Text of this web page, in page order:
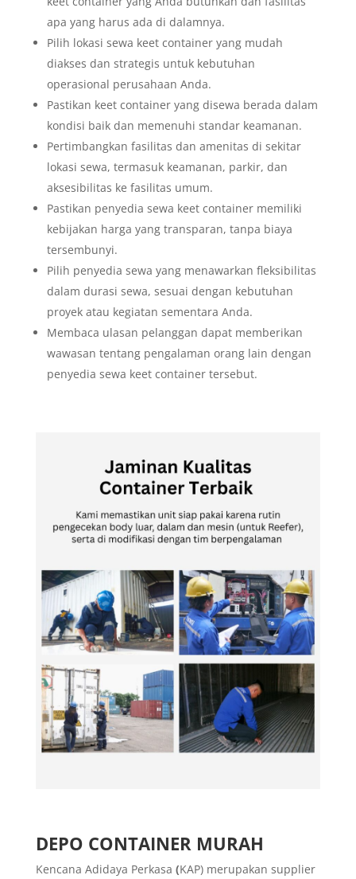
apa yang harus ada di dalamnya.
Pilih lokasi sewa keet container yang mudah
diakses dan strategis untuk kebutuhan
operasional perusahaan Anda.
Pastikan keet container yang disewa berada dalam
kondisi baik dan memenuhi standar keamanan.
Pertimbangkan fasilitas dan amenitas di sekitar
lokasi sewa, termasuk keamanan, parkir, dan
aksesibilitas ke fasilitas umum.
Pastikan penyedia sewa keet container memiliki
kebijakan harga yang transparan, tanpa biaya
tersembunyi.
Pilih penyedia sewa yang menawarkan fleksibilitas
dalam durasi sewa, sesuai dengan kebutuhan
proyek atau kegiatan sementara Anda.
Membaca ulasan pelanggan dapat memberikan
wawasan tentang pengalaman orang lain dengan
penyedia sewa keet container tersebut.
DEPO CONTAINER MURAH
Kencana Adidaya Perkasa (KAP) merupakan supplier